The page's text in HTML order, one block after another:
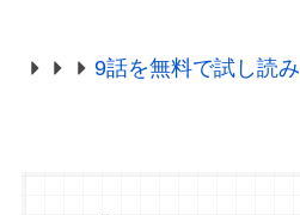
9話を無料で試し読み